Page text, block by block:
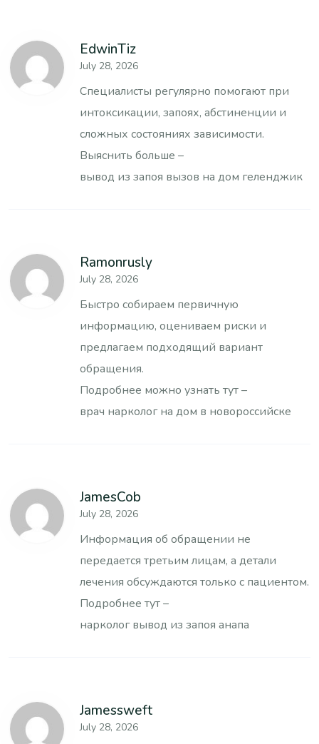
EdwinTiz
July 28, 2026
Специалисты регулярно помогают при
интоксикации, запоях, абстиненции и
сложных состояниях зависимости.
Выяснить больше –
вывод из запоя вызов на дом геленджик
Ramonrusly
July 28, 2026
Быстро собираем первичную
информацию, оцениваем риски и
предлагаем подходящий вариант
обращения.
Подробнее можно узнать тут –
врач нарколог на дом в новороссийске
JamesCob
July 28, 2026
Информация об обращении не
передается третьим лицам, а детали
лечения обсуждаются только с пациентом.
Подробнее тут –
нарколог вывод из запоя анапа
Jamessweft
July 28, 2026